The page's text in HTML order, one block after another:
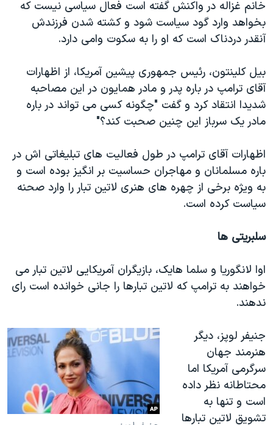
خانم غزاله در واکنش گفته است فعال سیاسی نیست که
بخواهد وارد گود سیاست شود و کشته شدن فرزندش
آنقدر دردناک است که او را به سکوت وامی دارد.
بیل کلینتون، رئیس جمهوری پیشین آمریکا، از اظهارات
آقای ترامپ در باره پدر و مادر همایون در این مصاحبه
شدیدا انتقاد کرد و گفت "چگونه کسی می تواند در باره
مادر یک سرباز این چنین صحبت کند؟"
اظهارات آقای ترامپ در طول فعالیت های تبلیغاتی اش در
باره مسلمانان و مهاجران حساسیت بر انگیز بوده است و
به ویژه برخی از چهره های هنری لاتین تبار را وارد صحنه
سیاست کرده است.
سلبریتی ها
اوا لانگوریا و سلما هایک، بازیگران آمریکایی لاتین تبار می
خواهند به ترامپ که لاتین تبارها را جانی خوانده است رای
ندهند.
جنیفر لوپز، دیگر
هنرمند جهان
سرگرمی آمریکا اما
محتاطانه نظر داده
است و تنها به
تشویق لاتین تبارها